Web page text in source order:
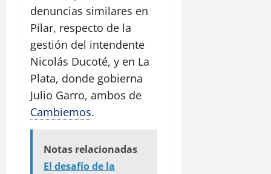
denuncias similares en
Pilar, respecto de la
gestión del intendente
Nicolás Ducoté, y en La
Plata, donde gobierna
Julio Garro, ambos de
Cambiemos.
Notas relacionadas
El desafío de la